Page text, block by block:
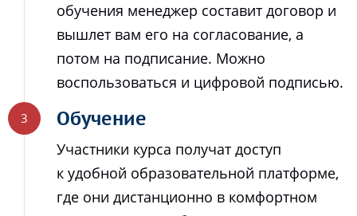
обучения менеджер составит договор и
вышлет вам его на согласование, а
потом на подписание. Можно
воспользоваться и цифровой подписью.
Обучение
Участники курса получат доступ
к удобной образовательной платформе,
где они дистанционно в комфортном